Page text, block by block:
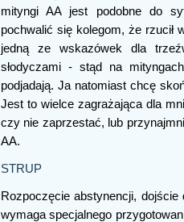
mityngi AA jest podobne do
pochwalić się kolegom, że rzucił
jedną ze wskazówek dla
słodyczami - stąd na
podjadają. Ja natomiast chcę
Jest to wielce zagrażająca dla
czy nie zaprzestać, lub
AA.
STRUP
Rozpoczęcie abstynencji, dojście
wymaga specjalnego